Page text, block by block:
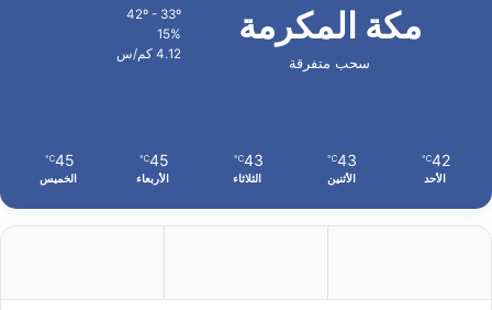
مكة المكرمة
سحب متفرقة
42º - 33º
15%
4.12 كم/س
42
℃
الأحد
43
℃
الأثنين
43
℃
الثلاثاء
45
℃
الأربعاء
45
℃
الخميس